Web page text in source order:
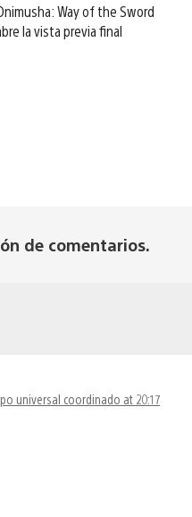
Way of the Sword
la vista previa final
de comentarios.
universal coordinado at 20:17